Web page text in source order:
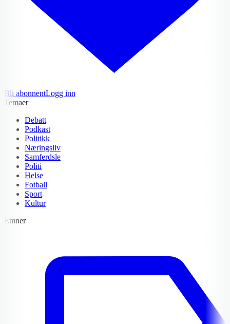
Bli abonnentLogg inn
Temaer
Debatt
Podkast
Politikk
Næringsliv
Samferdsle
Politi
Helse
Fotball
Sport
Kultur
Emner